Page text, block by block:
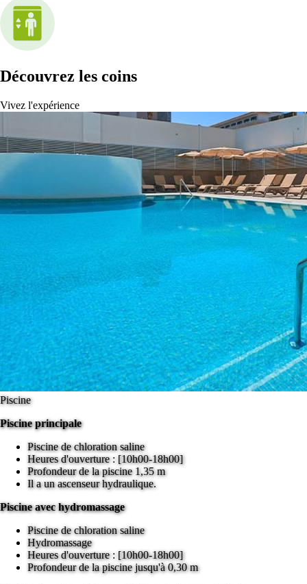
Découvrez les coins
Vivez l'expérience
Piscine
Piscine principale
Piscine de chloration saline
Heures d'ouverture : [10h00-18h00]
Profondeur de la piscine 1,35 m
Il a un ascenseur hydraulique.
Piscine avec hydromassage
Piscine de chloration saline
Hydromassage
Heures d'ouverture : [10h00-18h00]
Profondeur de la piscine jusqu'à 0,30 m